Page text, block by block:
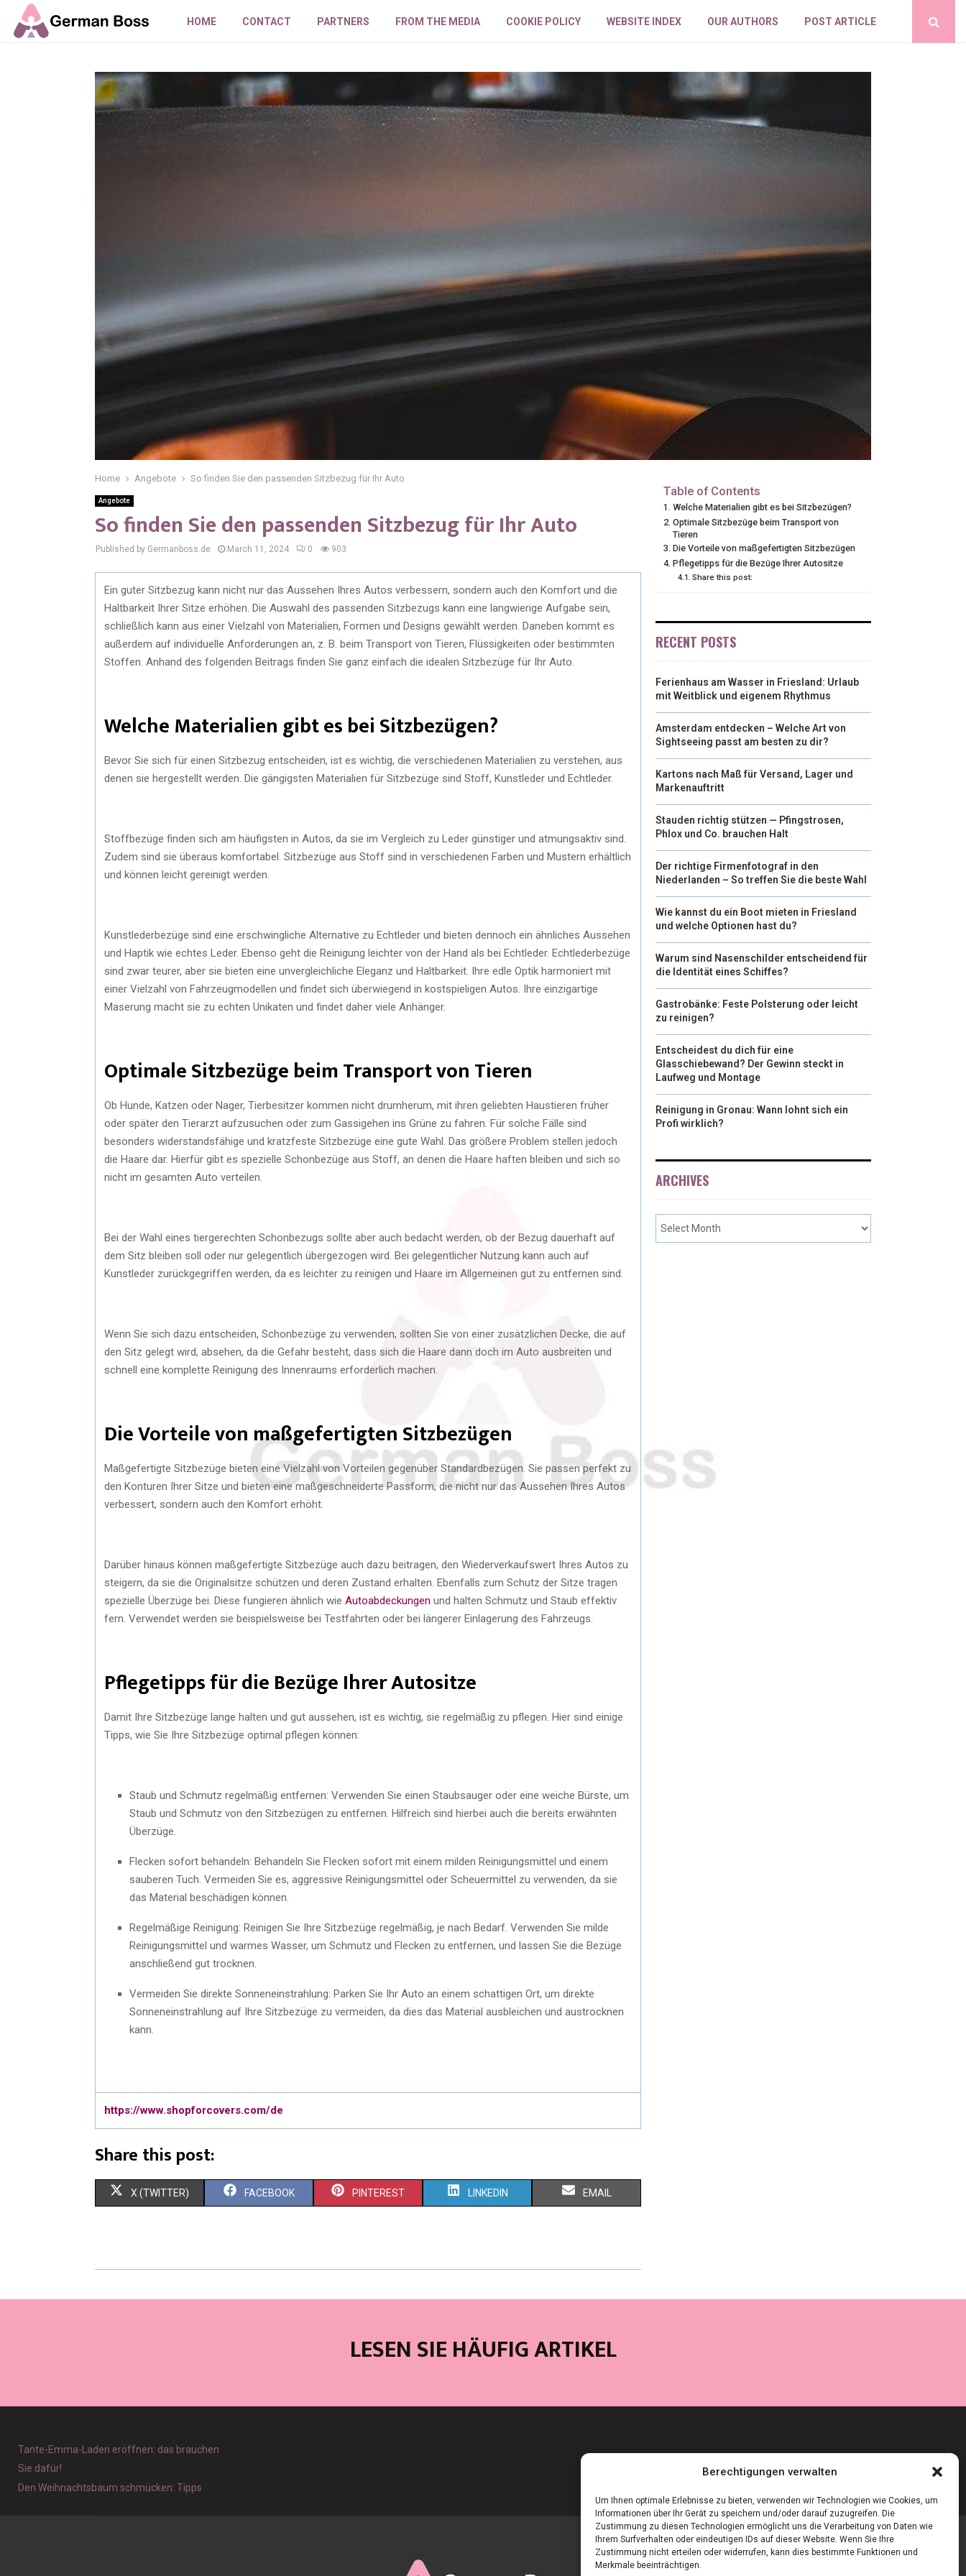
Berechtigungen verwalten
Um Ihnen optimale Erlebnisse zu bieten, verwenden wir Technologien wie Cookies, um
Informationen über Ihr Gerät zu speichern und/oder darauf zuzugreifen. Die
Zustimmung zu diesen Technologien ermöglicht uns die Verarbeitung von Daten wie
Ihrem Surfverhalten oder eindeutigen IDs auf dieser Website. Wenn Sie Ihre
Zustimmung nicht erteilen oder widerrufen, kann dies bestimmte Funktionen und
Merkmale beeinträchtigen.
HOME CONTACT PARTNERS FROM THE MEDIA COOKIE POLICY WEBSITE INDEX OUR AUTHORS POST ARTICLE
Home Angebote So finden Sie den passenden Sitzbezug für Ihr Auto
Angebote
So finden Sie den passenden Sitzbezug für Ihr Auto
Published by Germanboss.de March 11, 2024 0 903
Ein guter Sitzbezug kann nicht nur das Aussehen Ihres Autos verbessern, sondern auch den Komfort und die
Haltbarkeit Ihrer Sitze erhöhen. Die Auswahl des passenden Sitzbezugs kann eine langwierige Aufgabe sein,
schließlich kann aus einer Vielzahl von Materialien, Formen und Designs gewählt werden. Daneben kommt es
außerdem auf individuelle Anforderungen an, z. B. beim Transport von Tieren, Flüssigkeiten oder bestimmten
Stoffen. Anhand des folgenden Beitrags finden Sie ganz einfach die idealen Sitzbezüge für Ihr Auto.
Welche Materialien gibt es bei Sitzbezügen?
Bevor Sie sich für einen Sitzbezug entscheiden, ist es wichtig, die verschiedenen Materialien zu verstehen, aus
denen sie hergestellt werden. Die gängigsten Materialien für Sitzbezüge sind Stoff, Kunstleder und Echtleder.
Stoffbezüge finden sich am häufigsten in Autos, da sie im Vergleich zu Leder günstiger und atmungsaktiv sind.
Zudem sind sie überaus komfortabel. Sitzbezüge aus Stoff sind in verschiedenen Farben und Mustern erhältlich
und können leicht gereinigt werden.
Kunstlederbezüge sind eine erschwingliche Alternative zu Echtleder und bieten dennoch ein ähnliches Aussehen
und Haptik wie echtes Leder. Ebenso geht die Reinigung leichter von der Hand als bei Echtleder. Echtlederbezüge
sind zwar teurer, aber sie bieten eine unvergleichliche Eleganz und Haltbarkeit. Ihre edle Optik harmoniert mit
einer Vielzahl von Fahrzeugmodellen und findet sich überwiegend in kostspieligen Autos. Ihre einzigartige
Maserung macht sie zu echten Unikaten und findet daher viele Anhänger.
Optimale Sitzbezüge beim Transport von Tieren
Ob Hunde, Katzen oder Nager, Tierbesitzer kommen nicht drumherum, mit ihren geliebten Haustieren früher
oder später den Tierarzt aufzusuchen oder zum Gassigehen ins Grüne zu fahren. Für solche Fälle sind
besonders widerstandsfähige und kratzfeste Sitzbezüge eine gute Wahl. Das größere Problem stellen jedoch
die Haare dar. Hierfür gibt es spezielle Schonbezüge aus Stoff, an denen die Haare haften bleiben und sich so
nicht im gesamten Auto verteilen.
Bei der Wahl eines tiergerechten Schonbezugs sollte aber auch bedacht werden, ob der Bezug dauerhaft auf
dem Sitz bleiben soll oder nur gelegentlich übergezogen wird. Bei gelegentlicher Nutzung kann auch auf
Kunstleder zurückgegriffen werden, da es leichter zu reinigen und Haare im Allgemeinen gut zu entfernen sind.
Wenn Sie sich dazu entscheiden, Schonbezüge zu verwenden, sollten Sie von einer zusätzlichen Decke, die auf
den Sitz gelegt wird, absehen, da die Gefahr besteht, dass sich die Haare dann doch im Auto ausbreiten und
schnell eine komplette Reinigung des Innenraums erforderlich machen.
Die Vorteile von maßgefertigten Sitzbezügen
Maßgefertigte Sitzbezüge bieten eine Vielzahl von Vorteilen gegenüber Standardbezügen. Sie passen perfekt zu
den Konturen Ihrer Sitze und bieten eine maßgeschneiderte Passform, die nicht nur das Aussehen Ihres Autos
verbessert, sondern auch den Komfort erhöht.
Darüber hinaus können maßgefertigte Sitzbezüge auch dazu beitragen, den Wiederverkaufswert Ihres Autos zu
steigern, da sie die Originalsitze schützen und deren Zustand erhalten. Ebenfalls zum Schutz der Sitze tragen
spezielle Überzüge bei. Diese fungieren ähnlich wie Autoabdeckungen und halten Schmutz und Staub effektiv
fern. Verwendet werden sie beispielsweise bei Testfahrten oder bei längerer Einlagerung des Fahrzeugs.
Pflegetipps für die Bezüge Ihrer Autositze
Damit Ihre Sitzbezüge lange halten und gut aussehen, ist es wichtig, sie regelmäßig zu pflegen. Hier sind einige
Tipps, wie Sie Ihre Sitzbezüge optimal pflegen können:
Staub und Schmutz regelmäßig entfernen: Verwenden Sie einen Staubsauger oder eine weiche Bürste, um
Staub und Schmutz von den Sitzbezügen zu entfernen. Hilfreich sind hierbei auch die bereits erwähnten
Überzüge.
Flecken sofort behandeln: Behandeln Sie Flecken sofort mit einem milden Reinigungsmittel und einem
sauberen Tuch. Vermeiden Sie es, aggressive Reinigungsmittel oder Scheuermittel zu verwenden, da sie
das Material beschädigen können.
Regelmäßige Reinigung: Reinigen Sie Ihre Sitzbezüge regelmäßig, je nach Bedarf. Verwenden Sie milde
Reinigungsmittel und warmes Wasser, um Schmutz und Flecken zu entfernen, und lassen Sie die Bezüge
anschließend gut trocknen.
Vermeiden Sie direkte Sonneneinstrahlung: Parken Sie Ihr Auto an einem schattigen Ort, um direkte
Sonneneinstrahlung auf Ihre Sitzbezüge zu vermeiden, da dies das Material ausbleichen und austrocknen
kann.
https://www.shopforcovers.com/de
Share this post:
X (TWITTER) FACEBOOK PINTEREST LINKEDIN EMAIL
Table of Contents
Welche Materialien gibt es bei Sitzbezügen?
Optimale Sitzbezüge beim Transport von
Tieren
Die Vorteile von maßgefertigten Sitzbezügen
Pflegetipps für die Bezüge Ihrer Autositze
Share this post:
RECENT POSTS
Ferienhaus am Wasser in Friesland: Urlaub
mit Weitblick und eigenem Rhythmus
Amsterdam entdecken – Welche Art von
Sightseeing passt am besten zu dir?
Kartons nach Maß für Versand, Lager und
Markenauftritt
Stauden richtig stützen — Pfingstrosen,
Phlox und Co. brauchen Halt
Der richtige Firmenfotograf in den
Niederlanden – So treffen Sie die beste Wahl
Wie kannst du ein Boot mieten in Friesland
und welche Optionen hast du?
Warum sind Nasenschilder entscheidend für
die Identität eines Schiffes?
Gastrobänke: Feste Polsterung oder leicht
zu reinigen?
Entscheidest du dich für eine
Glasschiebewand? Der Gewinn steckt in
Laufweg und Montage
Reinigung in Gronau: Wann lohnt sich ein
Profi wirklich?
ARCHIVES
LESEN SIE HÄUFIG ARTIKEL
Tante-Emma-Laden eröffnen: das brauchen
Sie dafür!
Den Weihnachtsbaum schmücken: Tipps